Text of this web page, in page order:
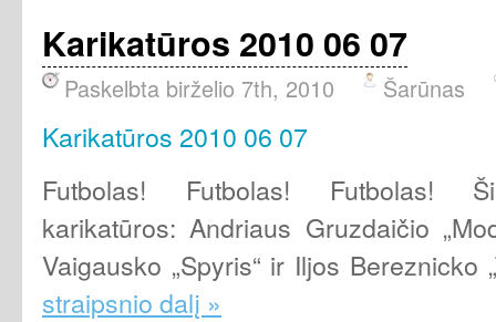
Karikatūros 2010 06 07
Paskelbta birželio 7th, 2010 Šarūnas
Karikatūros 2010 06 07
Futbolas! Futbolas! Futbolas!
karikatūros: Andriaus Gruzdaičio
Vaigausko „Spyris“ ir Iljos Bereznicko
straipsnio dalį »